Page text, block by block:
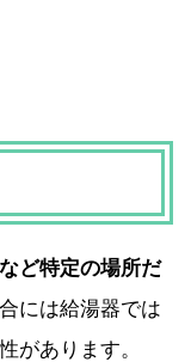
ど特定の場所だ
には給湯器では
があります。